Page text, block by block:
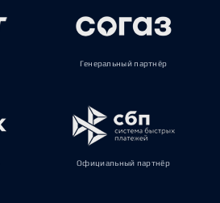
Генеральный партнёр
Официальный партнёр